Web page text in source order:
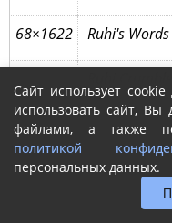
68×1622 Ruhi's
68×1621
Memory
68×1620 Kaveri's
Armaan and
Сайт использует
использовать сайт, Вы
файлами, а также
политикой
персональных данных.